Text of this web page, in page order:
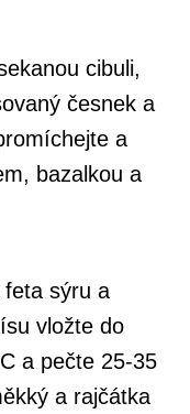
cibuli,
česnek a
a
bazalkou a
feta sýru a
vložte do
a pečte 25-35
a rajčátka